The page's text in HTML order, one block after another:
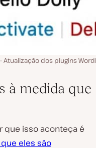
Atualização dos plugins
à medida que
que isso aconteça é
eles são